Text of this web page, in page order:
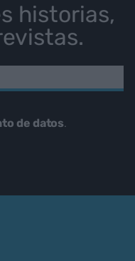
historias,
de datos.